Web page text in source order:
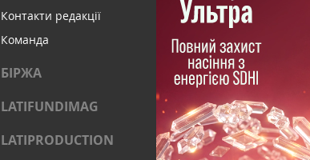
Контакти редакції
Команда
БІРЖА
LATIFUNDIMAG
LATIPRODUCTION